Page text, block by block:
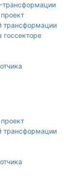
трансформации
трансформации
госсекторе
трансформации